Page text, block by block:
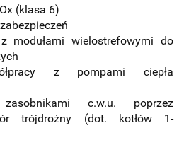
(klasa 6)
modułami wielostrefowymi do
z pompami ciepła
c.w.u. poprzez
trójdrożny (dot. kotłów 1-